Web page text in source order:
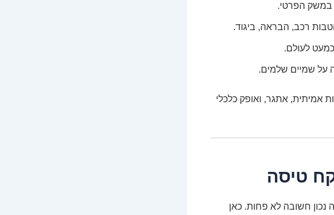
במשק הפרטי.
רכב, הבראה, ביגוד.
כמעט לעולם.
על שמיים שלמים.
אמיתית, אתגר, ואופק כלכלי
טיסה
נכון חשובה לא פחות. כאן